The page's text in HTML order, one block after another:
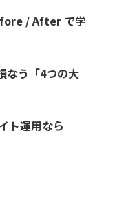
/ After で学
なう「4つの大
ト運用なら